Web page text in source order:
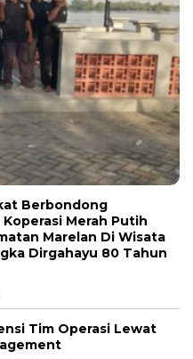
Berbondong
Merah Putih
Marelan Di Wisata
Dirgahayu 80 Tahun
Tim Operasi Lewat